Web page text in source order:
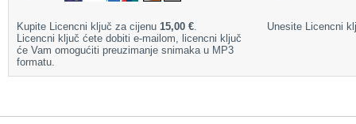
Kupite Licencni ključ za cijenu 15,00 €.
Licencni ključ ćete dobiti e-mailom, licencni ključ
će Vam omogućiti preuzimanje snimaka u MP3
formatu.
Unesite Licencni